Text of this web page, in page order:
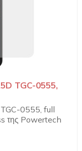
TGC-0555,
0555, full
της Powertech